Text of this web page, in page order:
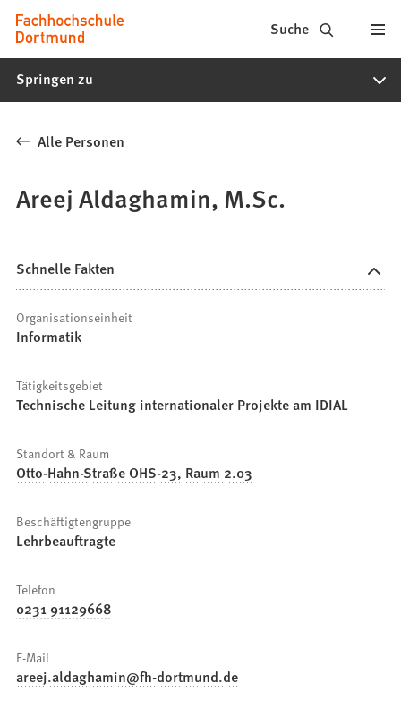
Inhalt anspringen
Fachhochschule
Dortmund
-
Studiengänge,
Bewerbung
Suche
Springen zu
Alle Personen
Areej Aldaghamin, M.Sc.
Schnelle Fakten
Organisationseinheit
Informatik
Tätigkeitsgebiet
Technische Leitung internationaler Projekte am IDIAL
Standort & Raum
Otto-Hahn-Straße OHS-23, Raum 2.03
Beschäftigtengruppe
Lehrbeauftragte
Telefon
0231 91129668
E-Mail
areej.aldaghamin fh-dortmund de